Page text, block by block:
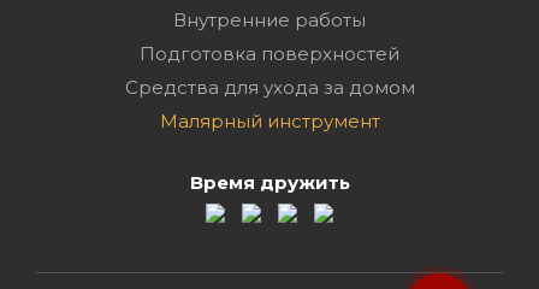
Внутренние работы
Подготовка поверхностей
Средства для ухода за домом
Малярный инструмент
Время дружить